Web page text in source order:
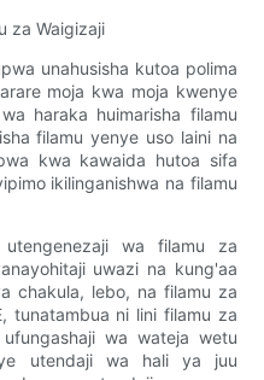
za Waigizaji
unahusisha kutoa polima
moja kwa moja kwenye
haraka huimarisha filamu
filamu yenye uso laini na
kwa kawaida hutoa sifa
ikilinganishwa na filamu
utengenezaji wa filamu za
uwazi na kung'aa
chakula, lebo, na filamu za
tunatambua ni lini filamu za
wa wateja wetu
utendaji wa hali ya juu